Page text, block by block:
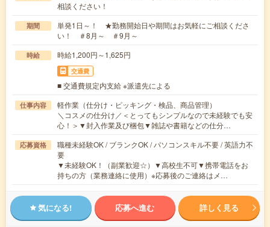
相談ください！
期間
単発1日～！ ★勤務開始日や期間はお気軽にご相談くださ
い！ ＃8月～ ＃9月～
時給 時給1,200円～1,625円
交通費
■ 交通費規定内支給 ※派遣先による
仕事内容
軽作業（仕分け・ピッキング・検品、商品管理）
＼コスメの仕分け／＜とってもシンプルなので未経験でも安
心！＞▼封入作業及び梱包▼雑誌や書籍などの仕分…
応募資格
職種未経験OK / ブランクOK / パソコンスキル不要 / 英語力不
要
▼未経験OK！（副業歓迎☆）▼高校生不可▼携帯電話をお
持ちの方（業務連絡に使用）※応募後のご連絡はメ…
気になる! 応募へ進む 詳しく見る